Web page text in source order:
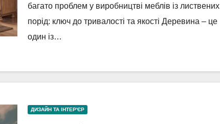
багато проблем у виробництві меблів із листвених
порід: ключ до тривалості та якості Деревина – це
один із…
ДИЗАЙН ТА ІНТЕР'ЄР